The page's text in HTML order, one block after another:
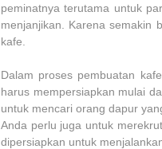
peminatnya terutama untuk
menjanjikan. Karena semakin
kafe.
Dalam proses pembuatan
harus mempersiapkan mulai
untuk mencari orang dapur
Anda perlu juga untuk
dipersiapkan untuk